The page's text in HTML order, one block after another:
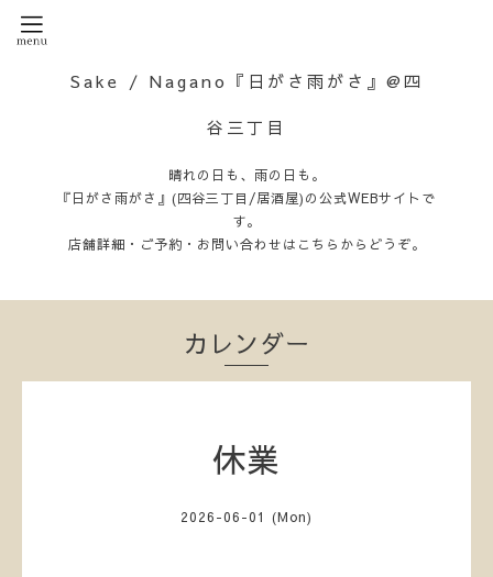
Sake / Nagano『日がさ雨がさ』@四
谷三丁目
晴れの日も、雨の日も。
『日がさ雨がさ』(四谷三丁目/居酒屋)の公式WEBサイトで
す。
店舗詳細・ご予約・お問い合わせはこちらからどうぞ。
カレンダー
休業
2026-06-01 (Mon)